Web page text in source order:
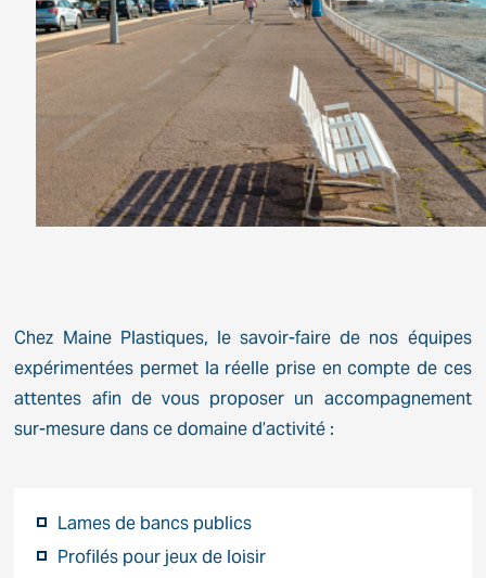
Chez Maine Plastiques, le savoir-faire de nos équipes
expérimentées permet la réelle prise en compte de ces
attentes afin de vous proposer un accompagnement
sur-mesure dans ce domaine d’activité :
Lames de bancs publics
Profilés pour jeux de loisir